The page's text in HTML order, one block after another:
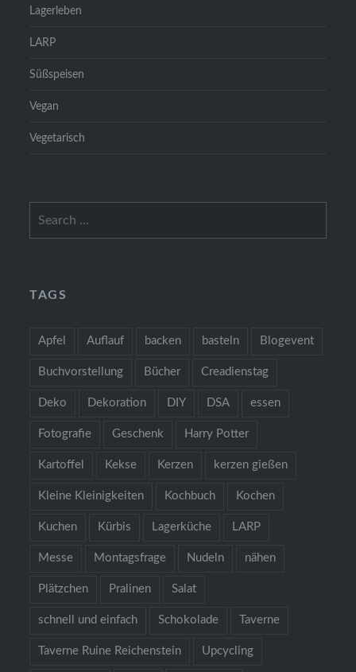
Lagerleben
LARP
Süßspeisen
Vegan
Vegetarisch
TAGS
Apfel Auflauf backen basteln Blogevent
Buchvorstellung Bücher Creadienstag
Deko Dekoration DIY DSA essen
Fotografie Geschenk Harry Potter
Kartoffel Kekse Kerzen kerzen gießen
Kleine Kleinigkeiten Kochbuch Kochen
Kuchen Kürbis Lagerküche LARP
Messe Montagsfrage Nudeln nähen
Plätzchen Pralinen Salat
schnell und einfach Schokolade Taverne
Taverne Ruine Reichenstein Upcycling